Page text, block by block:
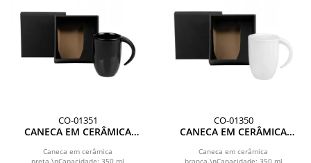
CO-01351
CANECA EM CERÂMICA
Caneca em cerâmica
preta.\nCapacidade: 350 ml
CO-01350
CANECA EM CERÂMICA
Caneca em cerâmica
branca.\nCapacidade: 350 ml